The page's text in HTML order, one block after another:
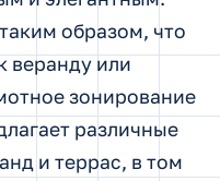
образом, что
веранду или
зонирование
различные
и террас, в том